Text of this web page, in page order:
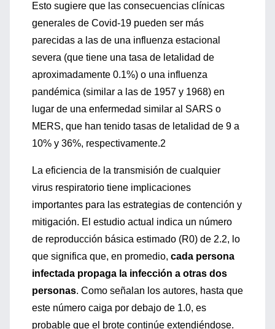
Esto sugiere que las consecuencias clínicas
generales de Covid-19 pueden ser más
parecidas a las de una influenza estacional
severa (que tiene una tasa de letalidad de
aproximadamente 0.1%) o una influenza
pandémica (similar a las de 1957 y 1968) en
lugar de una enfermedad similar al SARS o
MERS, que han tenido tasas de letalidad de 9 a
10% y 36%, respectivamente.2
La eficiencia de la transmisión de cualquier
virus respiratorio tiene implicaciones
importantes para las estrategias de contención y
mitigación. El estudio actual indica un número
de reproducción básica estimado (R0) de 2.2, lo
que significa que, en promedio, cada persona
infectada propaga la infección a otras dos
personas. Como señalan los autores, hasta que
este número caiga por debajo de 1.0, es
probable que el brote continúe extendiéndose.